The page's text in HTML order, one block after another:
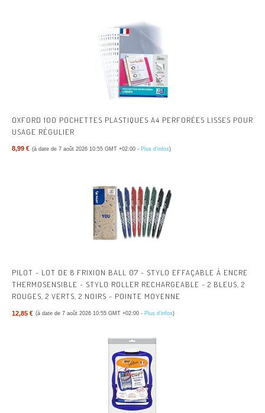
OXFORD 100 POCHETTES PLASTIQUES A4 PERFORÉES LISSES POUR
USAGE RÉGULIER
8,99 € (à date de 7 août 2026 10:55 GMT +02:00 - Plus d’infos)
PILOT - LOT DE 8 FRIXION BALL 07 - STYLO EFFAÇABLE À ENCRE
THERMOSENSIBLE - STYLO ROLLER RECHARGEABLE - 2 BLEUS, 2
ROUGES, 2 VERTS, 2 NOIRS - POINTE MOYENNE
12,85 € (à date de 7 août 2026 10:55 GMT +02:00 - Plus d’infos)